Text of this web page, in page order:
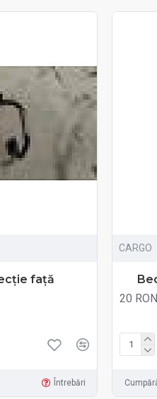
față
Întrebări
CARGO
20 RON